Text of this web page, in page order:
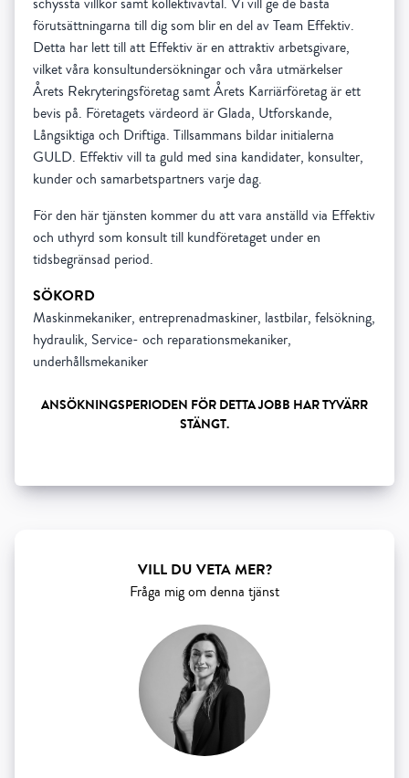
VILL DU VETA MER?
Fråga mig om denna tjänst
förutsättningarna till dig som blir en del av Team Effektiv.
Detta har lett till att Effektiv är en attraktiv arbetsgivare,
vilket våra konsultundersökningar och våra utmärkelser
Årets Rekryteringsföretag samt Årets Karriärföretag är ett
bevis på. Företagets värdeord är Glada, Utforskande,
Långsiktiga och Driftiga. Tillsammans bildar initialerna
GULD. Effektiv vill ta guld med sina kandidater, konsulter,
kunder och samarbetspartners varje dag.
För den här tjänsten kommer du att vara anställd via Effektiv
och uthyrd som konsult till kundföretaget under en
tidsbegränsad period.
SÖKORD
Maskinmekaniker, entreprenadmaskiner, lastbilar, felsökning,
hydraulik, Service- och reparationsmekaniker,
underhållsmekaniker
ANSÖKNINGSPERIODEN FÖR DETTA JOBB HAR TYVÄRR
STÄNGT.